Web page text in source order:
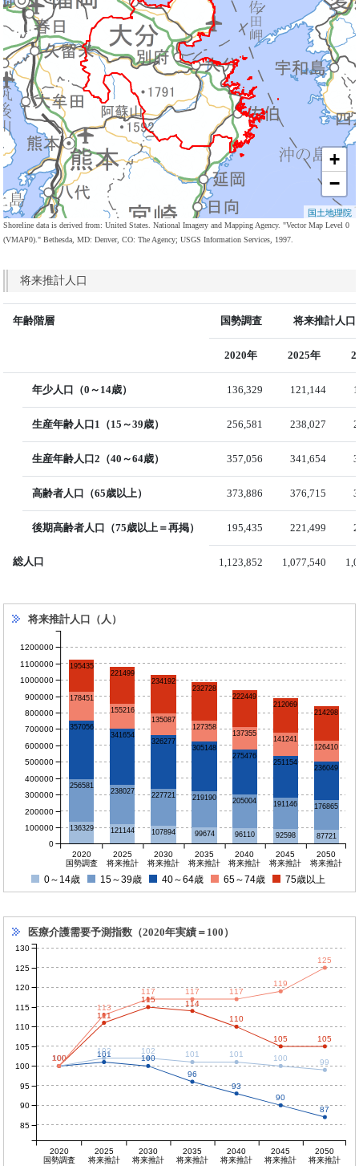
+
−
国土地理院
Shoreline data is derived from: United States. National Imagery and Mapping Agency. "Vector Map Level 0
(VMAP0)." Bethesda, MD: Denver, CO: The Agency; USGS Information Services, 1997.
将来推計人口
年齢階層 国勢調査 将来推計人口
2020年 2025年
年少人口（0～14歳） 136,329 121,144
生産年齢人口1（15～39歳） 256,581 238,027
生産年齢人口2（40～64歳） 357,056 341,654
高齢者人口（65歳以上） 373,886 376,715
後期高齢者人口（75歳以上＝再掲） 195,435 221,499
総人口 1,123,852 1,077,540
将来推計人口（人）
136329 121144 107894 99674 96110 92598 87721
256581
238027 227721 219190 205004 191146 176865
357056
341654
326277
305148
275476
251154
236049
178451
155216
135087
127358
137355
141241
126410
195435
221499
234192
232728
222449
212069
214298
2020
国勢調査
2025
将来推計
2030
将来推計
2035
将来推計
2040
将来推計
2045
将来推計
2050
将来推計
0
100000
200000
300000
400000
500000
600000
700000
800000
900000
1000000
1100000
1200000
0～14歳 15～39歳 40～64歳 65～74歳 75歳以上
医療介護需要予測指数（2020年実績＝100）
100 101
100
96
93
90
87
100
102 102 101 101 100 99
100
111
115
114
110
105 105
100
113
117 117 117
119
125
2020
国勢調査
2025
将来推計
2030
将来推計
2035
将来推計
2040
将来推計
2045
将来推計
2050
将来推計
85
90
95
100
105
110
115
120
125
130